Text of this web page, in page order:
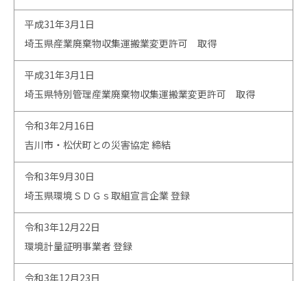
平成31年3月1日
埼玉県産業廃棄物収集運搬業変更許可 取得
平成31年3月1日
埼玉県特別管理産業廃棄物収集運搬業変更許可 取得
令和3年2月16日
吉川市・松伏町との災害協定 締結
令和3年9月30日
埼玉県環境ＳＤＧｓ取組宣言企業 登録
令和3年12月22日
環境計量証明事業者 登録
令和3年12月23日